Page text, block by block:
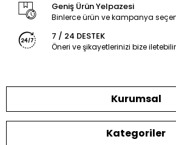
Geniş Ürün Yelpazesi
Binlerce ürün ve kampanya
7 / 24 DESTEK
Öneri ve şikayetlerinizi bize
Kurumsal
Kategoriler